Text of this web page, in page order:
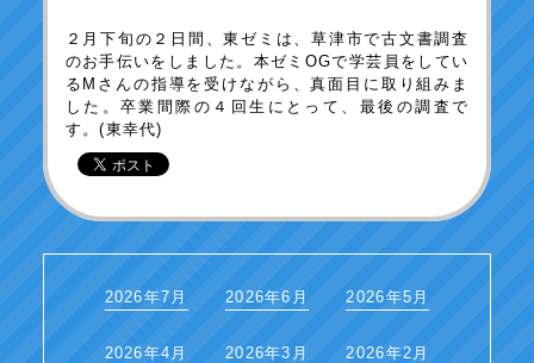
２月下旬の２日間、東ゼミは、草津市で古文書調査
のお手伝いをしました。本ゼミOGで学芸員をしてい
るMさんの指導を受けながら、真面目に取り組みま
した。卒業間際の４回生にとって、最後の調査で
す。(東幸代)
2026年7月 2026年6月 2026年5月
2026年4月 2026年3月 2026年2月